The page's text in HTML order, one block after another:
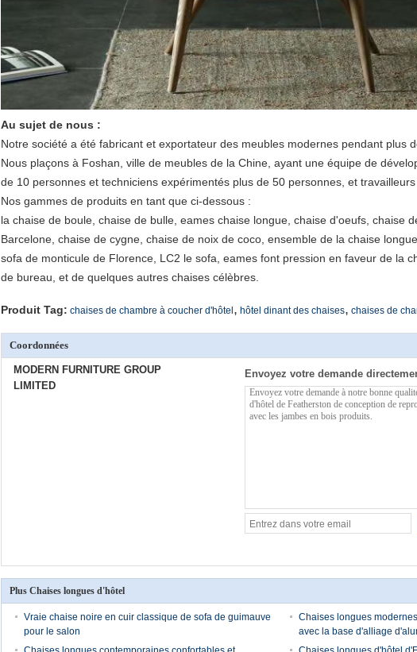
Au sujet de nous :
Notre société a été fabricant et exportateur des meubles modernes pendant plus
Nous plaçons à Foshan, ville de meubles de la Chine, ayant une équipe de
de 10 personnes et techniciens expérimentés plus de 50 personnes, et
Nos gammes de produits en tant que ci-dessous :
la chaise de boule, chaise de bulle, eames chaise longue, chaise d'oeufs, chaise
Barcelone, chaise de cygne, chaise de noix de coco, ensemble de la chaise
sofa de monticule de Florence, LC2 le sofa, eames font pression en faveur de la
de bureau, et de quelques autres chaises célèbres.
Produit Tag: chaises de chambre à coucher d'hôtel , hôtel dinant des chaises, chaises de
Coordonnées
MODERN FURNITURE GROUP
LIMITED
Envoyez votre demande
Plus Chaises longues d'hôtel
Vraie chaise noire en cuir classique de sofa de guimauve
pour le salon
Chaises longues
avec la base d'alliage